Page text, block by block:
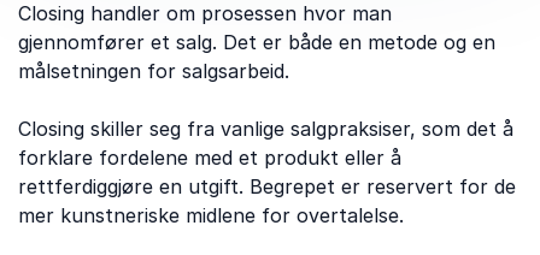
Closing handler om prosessen hvor man
gjennomfører et salg. Det er både en metode og en
målsetningen for salgsarbeid.
Closing skiller seg fra vanlige salgpraksiser, som det å
forklare fordelene med et produkt eller å
rettferdiggjøre en utgift. Begrepet er reservert for de
mer kunstneriske midlene for overtalelse.